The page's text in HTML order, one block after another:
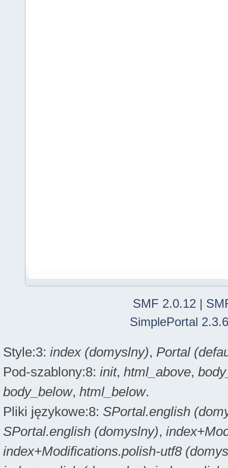
SMF 2.0.12 |
SimplePortal
Style:3: index (domyslny), Portal
Pod-szablony:8: init, html_above,
body_below, html_below.
Pliki językowe:8: SPortal.english
SPortal.english (domyslny),
index+Modifications.polish-utf8